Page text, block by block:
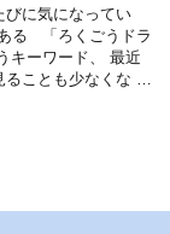
びに気になってい
る 「ろくごうドラ
キーワード、 最近
ることも少なくな …